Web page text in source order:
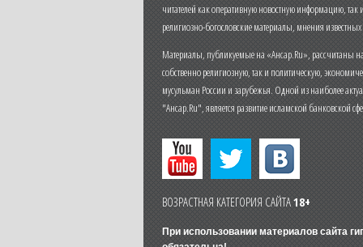
читателей как оперативную новостную информацию, так
религиозно-богословские материалы, мнения
Материалы, публикуемые на «Ансар.Ru», рассчитаны
собственно религиозную, так и политическую,
мусульман России и зарубежья. Одной из наиболее
"Ансар.Ru", является развитие исламской банковской
ВОЗРАСТНАЯ КАТЕГОРИЯ САЙТА18+
При использовании материалов сайта